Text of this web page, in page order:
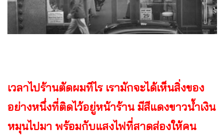
เวลาไปร้านตัดผมทีไร เรามักจะได้เห็นสิ่งของ
อย่างหนึ่งที่ติดไว้อยู่หน้าร้าน มีสีแดงขาวน้ำเงิน
หมุนไปมา พร้อมกับแสงไฟที่สาดส่องให้คน